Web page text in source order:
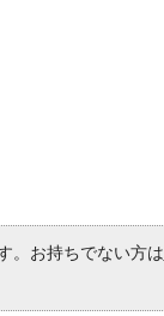
。お持ちでない方は